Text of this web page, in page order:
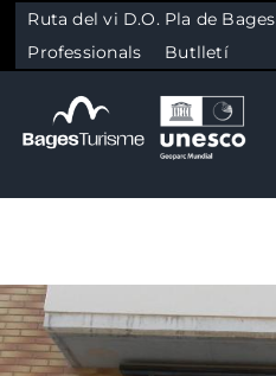
Skip to content
Ruta del vi D.O. Pla de Bages
Professionals
Butlletí
Cultura